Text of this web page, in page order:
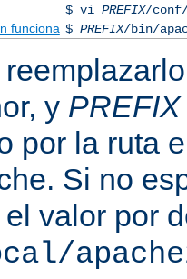
$ vi PREFIX/conf/
funciona $ PREFIX/bin/
y PREFIX
por la ruta
Si no
el valor por